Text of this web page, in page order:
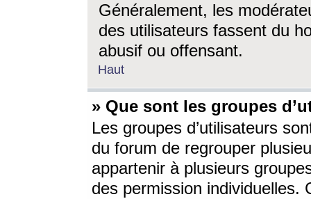
Généralement, les
des utilisateurs fassent du
abusif ou offensant.
Haut
» Que sont les groupes
Les groupes d’utilisateurs
du forum de regrouper
appartenir à plusieurs
des permission individuelles.